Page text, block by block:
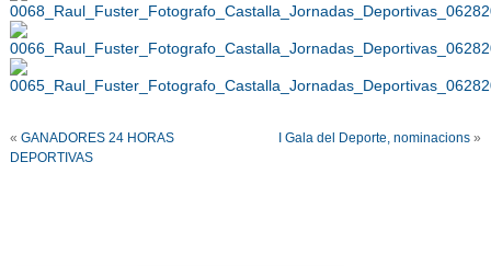
« GANADORES 24 HORAS
DEPORTIVAS
I Gala del Deporte, nominacions »